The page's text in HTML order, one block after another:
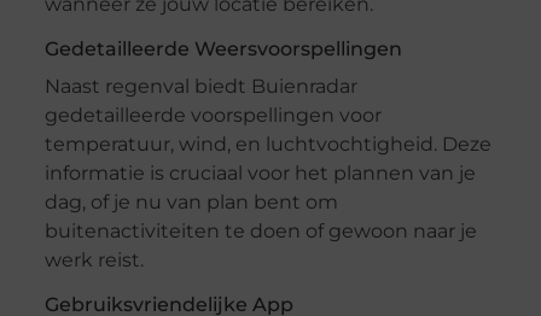
Gedetailleerde Weersvoorspellingen
Naast regenval biedt Buienradar
gedetailleerde voorspellingen voor
temperatuur, wind, en luchtvochtigheid. Deze
informatie is cruciaal voor het plannen van je
dag, of je nu van plan bent om
buitenactiviteiten te doen of gewoon naar je
werk reist.
Gebruiksvriendelijke App